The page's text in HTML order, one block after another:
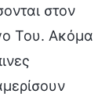
στον
Του. Ακόμα